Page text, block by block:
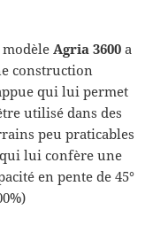
modèleAgria 3600 a
construction
qui lui permet
utilisé dans des
peu praticables
lui confère une
en pente de 45°